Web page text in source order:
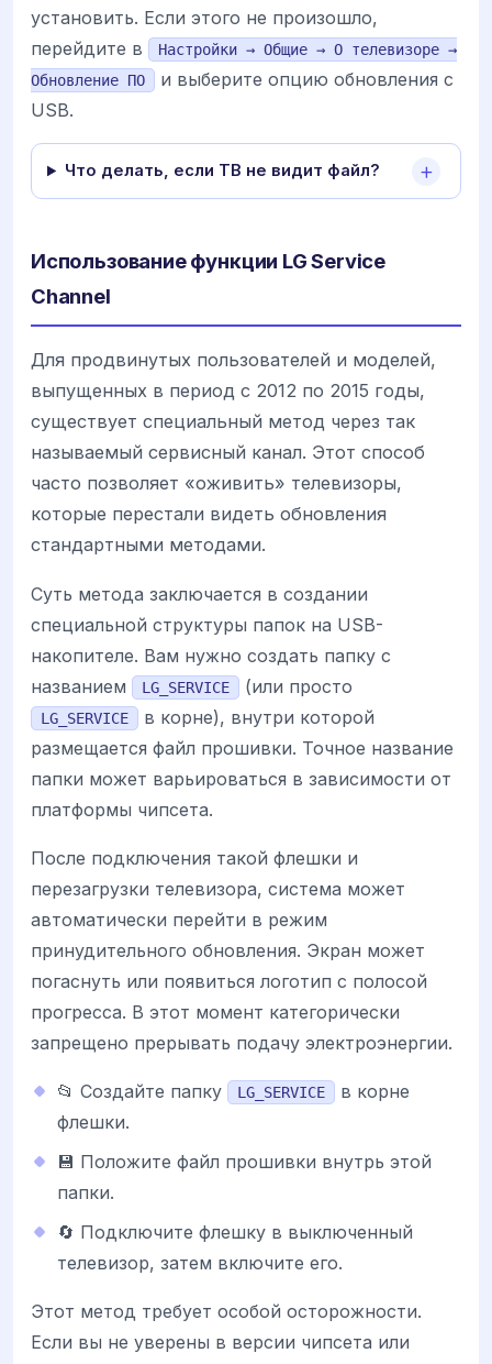
установить. Если этого не произошло,
перейдите в
Настройки → Общие → О телевизоре →
Обновление ПО
и выберите опцию обновления с
USB.
Что делать, если ТВ не видит файл?
Использование функции LG Service
Channel
Для продвинутых пользователей и моделей,
выпущенных в период с 2012 по 2015 годы,
существует специальный метод через так
называемый сервисный канал. Этот способ
часто позволяет «оживить» телевизоры,
которые перестали видеть обновления
стандартными методами.
Суть метода заключается в создании
специальной структуры папок на USB-
накопителе. Вам нужно создать папку с
названием
LG_SERVICE (или просто
LG_SERVICE
в корне), внутри которой
размещается файл прошивки. Точное название
папки может варьироваться в зависимости от
платформы чипсета.
После подключения такой флешки и
перезагрузки телевизора, система может
автоматически перейти в режим
принудительного обновления. Экран может
погаснуть или появиться логотип с полосой
прогресса. В этот момент категорически
запрещено прерывать подачу электроэнергии.
📂 Создайте папку LG_SERVICE
в корне
флешки.
💾 Положите файл прошивки внутрь этой
папки.
🔄 Подключите флешку в выключенный
телевизор, затем включите его.
Этот метод требует особой осторожности.
Если вы не уверены в версии чипсета или